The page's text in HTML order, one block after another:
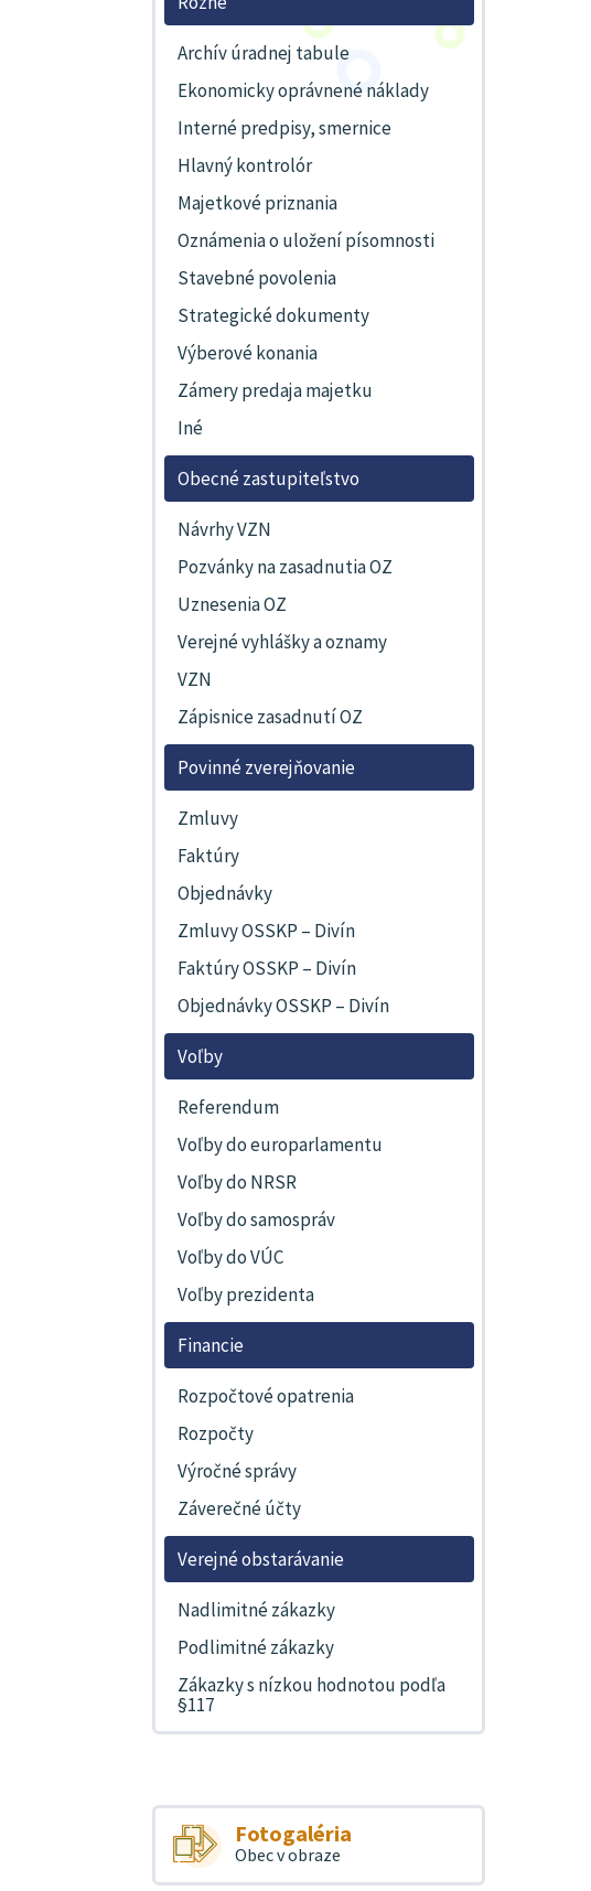
Archív úradnej tabule
Ekonomicky oprávnené náklady
Interné predpisy, smernice
Hlavný kontrolór
Majetkové priznania
Oznámenia o uložení písomnosti
Stavebné povolenia
Strategické dokumenty
Výberové konania
Zámery predaja majetku
Iné
Obecné zastupiteľstvo
Návrhy VZN
Pozvánky na zasadnutia OZ
Uznesenia OZ
Verejné vyhlášky a oznamy
VZN
Zápisnice zasadnutí OZ
Povinné zverejňovanie
Zmluvy
Faktúry
Objednávky
Zmluvy OSSKP – Divín
Faktúry OSSKP – Divín
Objednávky OSSKP – Divín
Voľby
Referendum
Voľby do europarlamentu
Voľby do NRSR
Voľby do samospráv
Voľby do VÚC
Voľby prezidenta
Financie
Rozpočtové opatrenia
Rozpočty
Výročné správy
Záverečné účty
Verejné obstarávanie
Nadlimitné zákazky
Podlimitné zákazky
Zákazky s nízkou hodnotou podľa
§117
Fotogaléria
Obec v obraze